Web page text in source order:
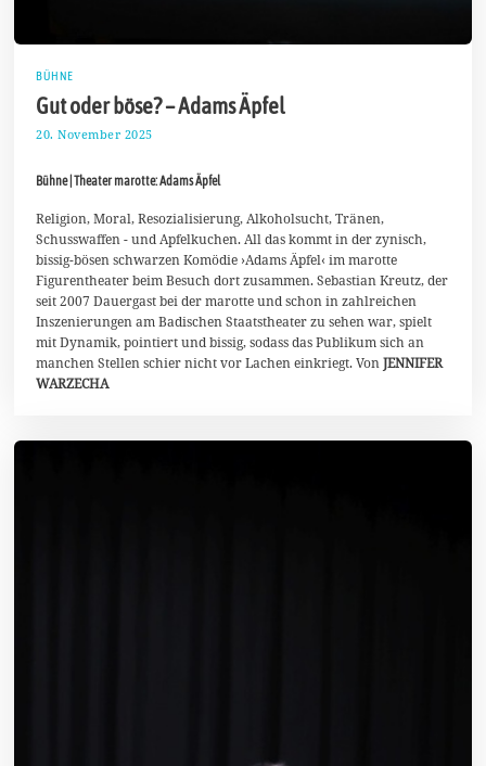
BÜHNE
Gut oder böse? – Adams Äpfel
20. November 2025
N
v
e
m
b
e
r
2
0
2
5
Bühne | Theater marotte: Adams Äpfel
Religion, Moral, Resozialisierung, Alkoholsucht, Tränen,
Schusswaffen - und Apfelkuchen. All das kommt in der zynisch,
bissig-bösen schwarzen Komödie ›Adams Äpfel‹ im marotte
Figurentheater beim Besuch dort zusammen. Sebastian Kreutz, der
seit 2007 Dauergast bei der marotte und schon in zahlreichen
Inszenierungen am Badischen Staatstheater zu sehen war, spielt
mit Dynamik, pointiert und bissig, sodass das Publikum sich an
manchen Stellen schier nicht vor Lachen einkriegt. VonJENNIFER
WARZECHA